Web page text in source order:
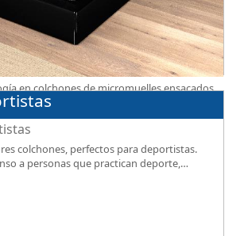
en colchones de micromuelles ensacados
tienda, necesitas saber ¿qué son los
colchones, perfectos para deportistas.
a personas que practican deporte,